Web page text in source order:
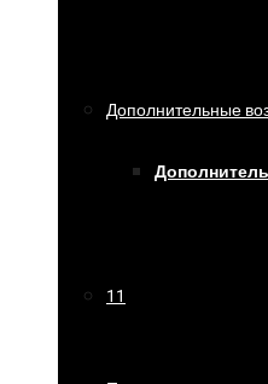
Дополнительные
11